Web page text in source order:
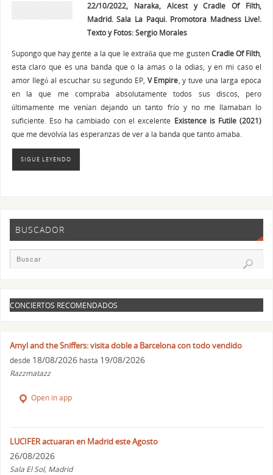
22/10/2022, Naraka, Alcest y Cradle Of Filth,
Madrid. Sala La Paqui. Promotora Madness Live!.
Texto y Fotos: Sergio Morales
Supongo que hay gente a la que le extraña que me gustenCradle Of Filth
esta claro que es una banda que o la amas o la odias, y en mi caso el
amor llegó al escuchar su segundo EP, V Empire , y tuve una larga epoca
en la que me compraba absolutamente todos sus discos, pero
últimamente me venían dejando un tanto frío y no me llamaban lo
suficiente. Eso ha cambiado con el excelente Existence is Futile (2021)
que me devolvía las esperanzas de ver a la banda que tanto amaba.
SIGUE LEYENDO
BUSCADOR
CONCIERTOS RECOMENDADOS
Amyl and the Sniffers: visita doble a Barcelona con todo vendido
desde 18/08/2026 hasta 19/08/2026
Razzmatazz
Open in app
LUCIFER actuaran en Madrid este Agosto
26/08/2026
Sala El Sol, Madrid